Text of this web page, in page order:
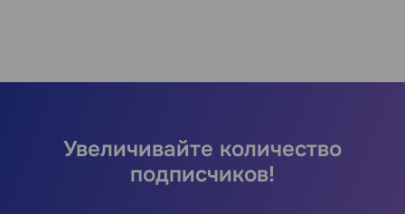
Увеличивайте количество
подписчиков!